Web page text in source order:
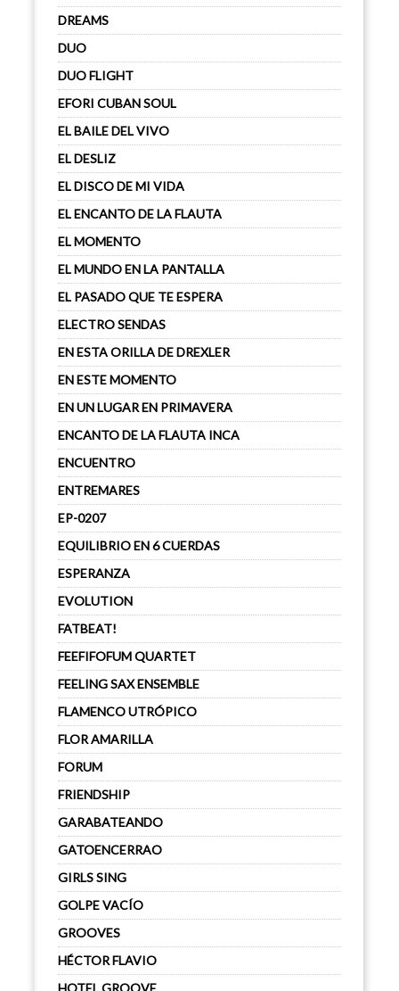
DREAMS
DUO
DUO FLIGHT
EFORI CUBAN SOUL
EL BAILE DEL VIVO
EL DESLIZ
EL DISCO DE MI VIDA
EL ENCANTO DE LA FLAUTA
EL MOMENTO
EL MUNDO EN LA PANTALLA
EL PASADO QUE TE ESPERA
ELECTRO SENDAS
EN ESTA ORILLA DE DREXLER
EN ESTE MOMENTO
EN UN LUGAR EN PRIMAVERA
ENCANTO DE LA FLAUTA INCA
ENCUENTRO
ENTREMARES
EP-0207
EQUILIBRIO EN 6 CUERDAS
ESPERANZA
EVOLUTION
FATBEAT!
FEEFIFOFUM QUARTET
FEELING SAX ENSEMBLE
FLAMENCO UTRÓPICO
FLOR AMARILLA
FORUM
FRIENDSHIP
GARABATEANDO
GATOENCERRAO
GIRLS SING
GOLPE VACÍO
GROOVES
HÉCTOR FLAVIO
HOTEL GROOVE